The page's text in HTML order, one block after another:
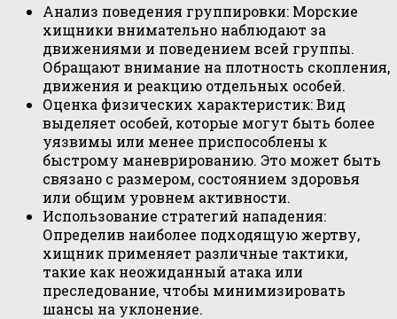
Анализ поведения группировки: Морские
хищники внимательно наблюдают за
движениями и поведением всей группы.
Обращают внимание на плотность скопления,
движения и реакцию отдельных особей.
Оценка физических характеристик: Вид
выделяет особей, которые могут быть более
уязвимы или менее приспособлены к
быстрому маневрированию. Это может быть
связано с размером, состоянием здоровья
или общим уровнем активности.
Использование стратегий нападения:
Определив наиболее подходящую жертву,
хищник применяет различные тактики,
такие как неожиданный атака или
преследование, чтобы минимизировать
шансы на уклонение.